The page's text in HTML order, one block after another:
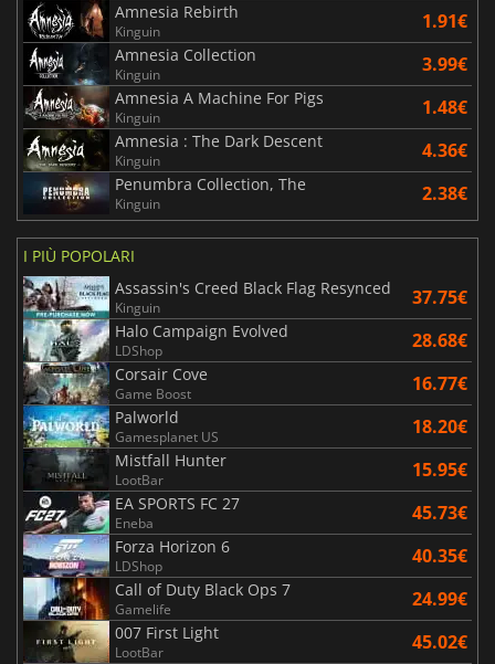
Amnesia Rebirth
Kinguin 1.91€
Amnesia Collection
Kinguin 3.99€
Amnesia A Machine For Pigs
Kinguin 1.48€
Amnesia : The Dark Descent
Kinguin 4.36€
Penumbra Collection, The
Kinguin 2.38€
I PIÙ POPOLARI
Assassin's Creed Black Flag Resynced
Kinguin 37.75€
Halo Campaign Evolved
LDShop 28.68€
Corsair Cove
Game Boost 16.77€
Palworld
Gamesplanet US 18.20€
Mistfall Hunter
LootBar 15.95€
EA SPORTS FC 27
Eneba 45.73€
Forza Horizon 6
LDShop 40.35€
Call of Duty Black Ops 7
Gamelife 24.99€
007 First Light
LootBar 45.02€